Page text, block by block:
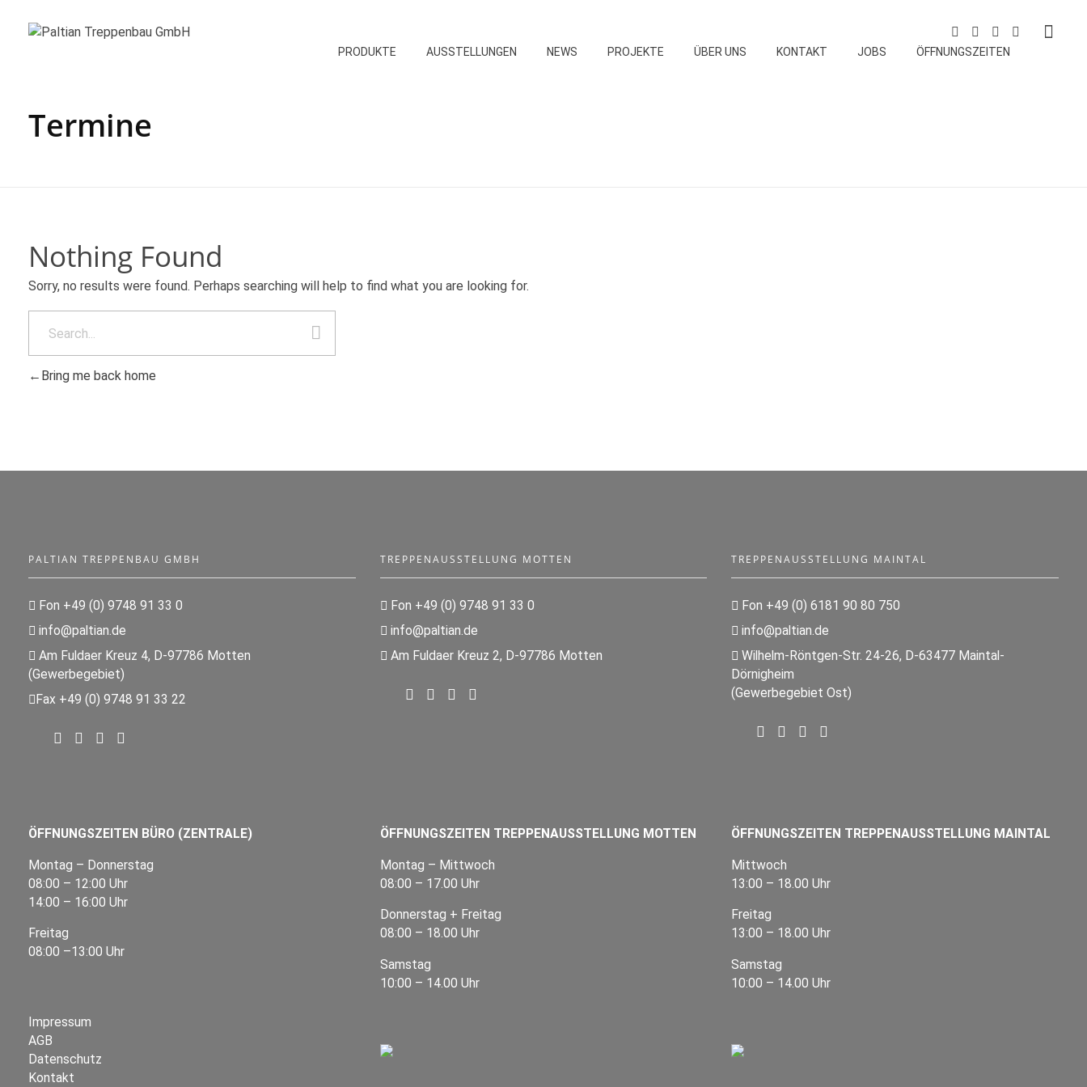
PRODUKTE AUSSTELLUNGEN NEWS PROJEKTE ÜBER UNS KONTAKT JOBS ÖFFNUNGSZEITEN
Termine
Nothing Found
Sorry, no results were found. Perhaps searching will help to find what you are looking for.
Bring me back home
PALTIAN TREPPENBAU GMBH
Fon +49 (0) 9748 91 33 0
info@paltian.de
Am Fuldaer Kreuz 4, D-97786 Motten
(Gewerbegebiet)
Fax +49 (0) 9748 91 33 22
ÖFFNUNGSZEITEN BÜRO (ZENTRALE)
Montag – Donnerstag
08:00 – 12:00 Uhr
14:00 – 16:00 Uhr
Freitag
08:00 –13:00 Uhr
Impressum
AGB
Datenschutz
Kontakt
TREPPENAUSSTELLUNG MOTTEN
Fon +49 (0) 9748 91 33 0
info@paltian.de
Am Fuldaer Kreuz 2, D-97786 Motten
ÖFFNUNGSZEITEN TREPPENAUSSTELLUNG MOTTEN
Montag – Mittwoch
08:00 – 17.00 Uhr
Donnerstag + Freitag
08:00 – 18.00 Uhr
Samstag
10:00 – 14.00 Uhr
TREPPENAUSSTELLUNG MAINTAL
Fon +49 (0) 6181 90 80 750
info@paltian.de
Wilhelm-Röntgen-Str. 24-26, D-63477 Maintal-
Dörnigheim
(Gewerbegebiet Ost)
ÖFFNUNGSZEITEN TREPPENAUSSTELLUNG MAINTAL
Mittwoch
13:00 – 18.00 Uhr
Freitag
13:00 – 18.00 Uhr
Samstag
10:00 – 14.00 Uhr